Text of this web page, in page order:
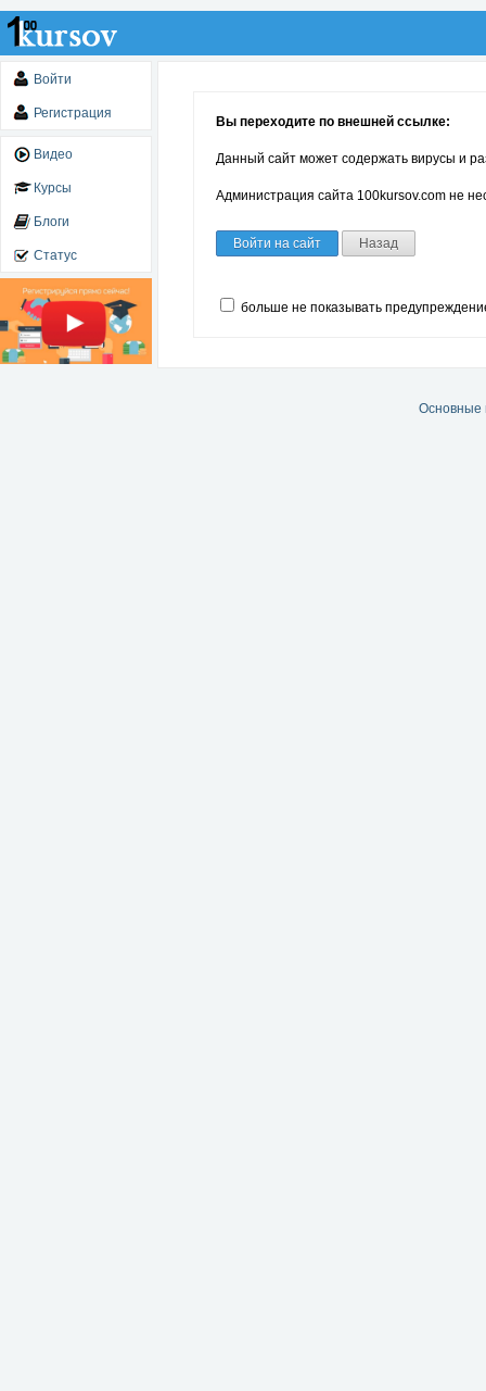
Войти
Регистрация
Видео
Курсы
Блоги
Статус
Вы переходите по внешней ссылке:
Данный сайт может содержать вирусы и
Администрация сайта 100kursov.com не
Войти на сайт Назад
больше не показывать
Основные